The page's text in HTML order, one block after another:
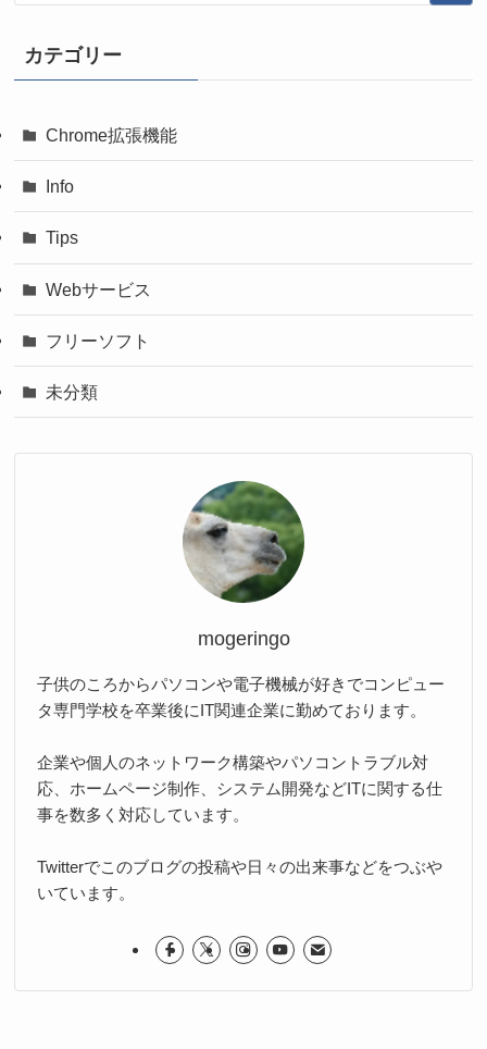
カテゴリー
Chrome拡張機能
Info
Tips
Webサービス
フリーソフト
未分類
mogeringo
子供のころからパソコンや電子機械が好きでコンピュー
タ専門学校を卒業後にIT関連企業に勤めております。
企業や個人のネットワーク構築やパソコントラブル対
応、ホームページ制作、システム開発などITに関する仕
事を数多く対応しています。
Twitterでこのブログの投稿や日々の出来事などをつぶや
いています。